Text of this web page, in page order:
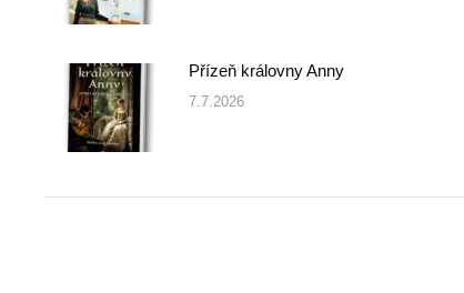
Přízeň královny Anny
7.7.2026